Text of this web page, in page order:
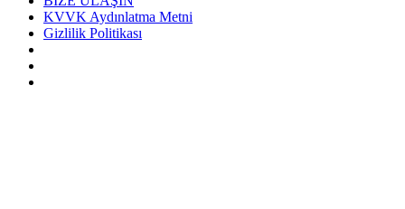
KVVK Aydınlatma Metni
Gizlilik Politikası